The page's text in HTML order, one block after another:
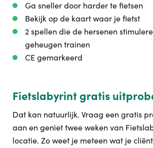
Ga sneller door harder te fietsen
Bekijk op de kaart waar je fietst
2 spellen die de hersenen
geheugen trainen
CE gemarkeerd
Fietslabyrint gratis
Dat kan natuurlijk. Vraag een gratis
aan en geniet twee weken van
locatie. Zo weet je meteen wat je